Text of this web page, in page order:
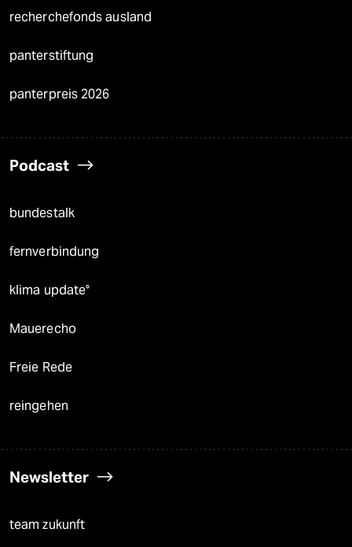
recherchefonds ausland
panterstiftung
panterpreis 2026
Podcast
bundestalk
fernverbindung
klima update°
Mauerecho
Freie Rede
reingehen
Newsletter
team zukunft